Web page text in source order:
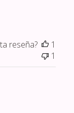
reseña?
1
1